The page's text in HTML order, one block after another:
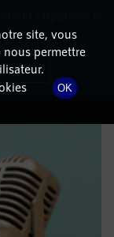
site, vous
nous permettre
OK